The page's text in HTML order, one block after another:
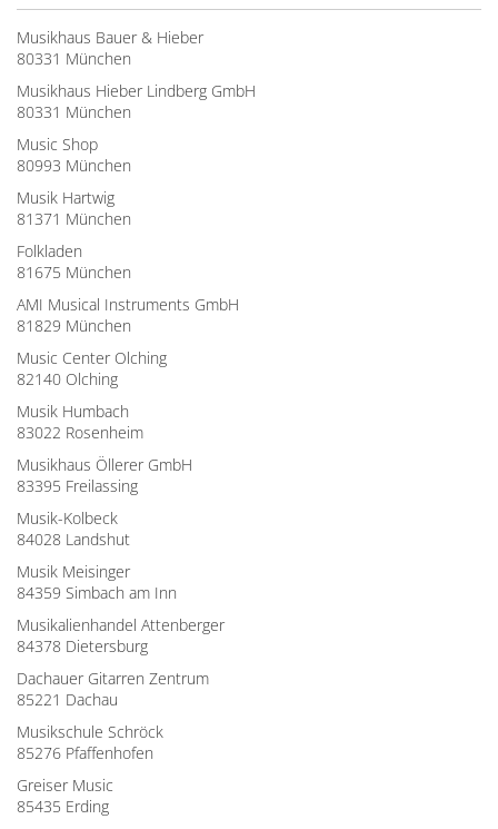
Musikhaus Bauer & Hieber
80331 München
Musikhaus Hieber Lindberg GmbH
80331 München
Music Shop
80993 München
Musik Hartwig
81371 München
Folkladen
81675 München
AMI Musical Instruments GmbH
81829 München
Music Center Olching
82140 Olching
Musik Humbach
83022 Rosenheim
Musikhaus Öllerer GmbH
83395 Freilassing
Musik-Kolbeck
84028 Landshut
Musik Meisinger
84359 Simbach am Inn
Musikalienhandel Attenberger
84378 Dietersburg
Dachauer Gitarren Zentrum
85221 Dachau
Musikschule Schröck
85276 Pfaffenhofen
Greiser Music
85435 Erding